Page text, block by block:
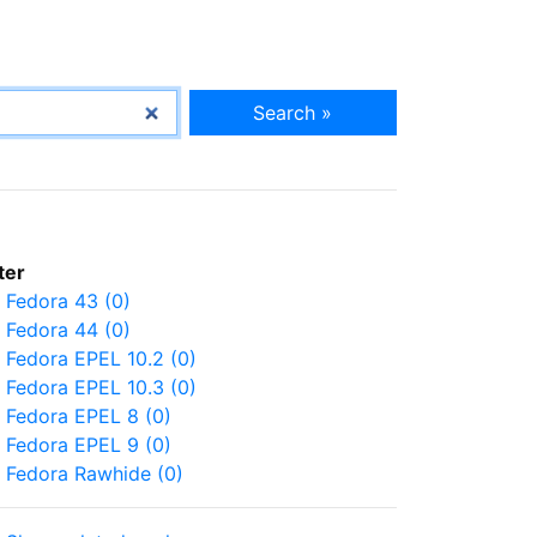
Search »
Fedora 43 (0)
Fedora 44 (0)
Fedora EPEL 10.2 (0)
Fedora EPEL 10.3 (0)
Fedora EPEL 8 (0)
Fedora EPEL 9 (0)
Fedora Rawhide (0)